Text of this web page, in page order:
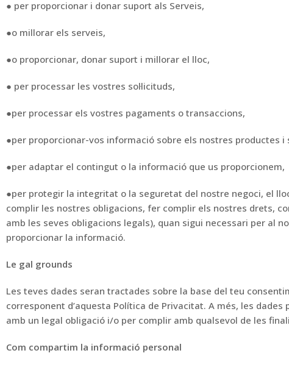
● per proporcionar i donar suport als Serveis,
●o millorar els serveis,
●o proporcionar, donar suport i millorar el lloc,
● per processar les vostres sol·licituds,
●per processar els vostres pagaments o transaccions,
●per proporcionar-vos informació sobre els nostres productes i
●per adaptar el contingut o la informació que us proporcionem,
●per protegir la integritat o la seguretat del nostre negoci, el
complir les nostres obligacions, fer complir els nostres drets,
amb les seves obligacions legals), quan sigui necessari per al
proporcionar la informació.
Le gal grounds
Les teves dades seran tractades sobre la base del teu
corresponent d’aquesta Política de Privacitat. A més, les dades
amb un legal obligació i/o per complir amb qualsevol de les
Com compartim la informació personal